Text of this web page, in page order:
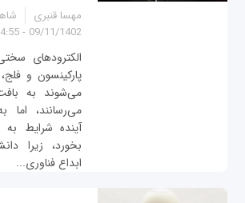
مهسا قنبری
09/11/1402 - 04:55
الکترودهای
پارکینسون و
می‌شوند به
می‌رسانند،
آینده شرایط
بخورد، زیرا
ابداع فناوری...